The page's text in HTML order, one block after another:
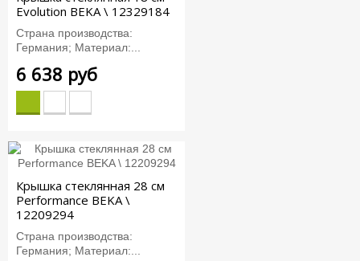
Evolution BEKA \ 12329184
Страна производства:
Германия; Материал:...
6 638 руб
Крышка стеклянная 28 см
Performance BEKA \
12209294
Страна производства:
Германия; Материал:...